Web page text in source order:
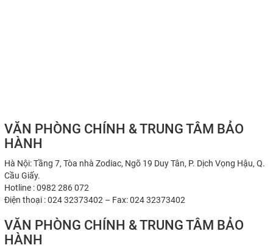
VĂN PHÒNG CHÍNH & TRUNG TÂM BẢO
HÀNH
Hà Nội: Tầng 7, Tòa nhà Zodiac, Ngõ 19 Duy Tân, P. Dịch Vọng Hậu, Q.
Cầu Giấy.
Hotline : 0982 286 072
Điện thoại : 024 32373402 – Fax: 024 32373402
VĂN PHÒNG CHÍNH & TRUNG TÂM BẢO
HÀNH